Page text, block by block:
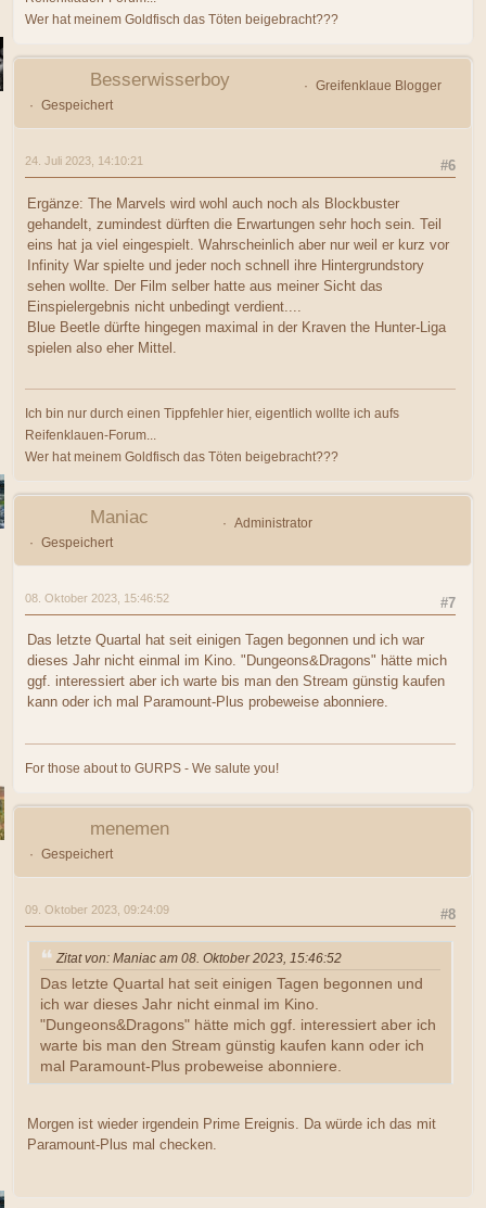
Wer hat meinem Goldfisch das Töten beigebracht???
Besserwisserboy
Greifenklaue Blogger
Gespeichert
#6
24. Juli 2023, 14:10:21
Ergänze: The Marvels wird wohl auch noch als Blockbuster
gehandelt, zumindest dürften die Erwartungen sehr hoch sein. Teil
eins hat ja viel eingespielt. Wahrscheinlich aber nur weil er kurz vor
Infinity War spielte und jeder noch schnell ihre Hintergrundstory
sehen wollte. Der Film selber hatte aus meiner Sicht das
Einspielergebnis nicht unbedingt verdient....
Blue Beetle dürfte hingegen maximal in der Kraven the Hunter-Liga
spielen also eher Mittel.
Ich bin nur durch einen Tippfehler hier, eigentlich wollte ich aufs
Reifenklauen-Forum...
Wer hat meinem Goldfisch das Töten beigebracht???
Maniac
Administrator
Gespeichert
#7
08. Oktober 2023, 15:46:52
Das letzte Quartal hat seit einigen Tagen begonnen und ich war
dieses Jahr nicht einmal im Kino. "Dungeons&Dragons" hätte mich
ggf. interessiert aber ich warte bis man den Stream günstig kaufen
kann oder ich mal Paramount-Plus probeweise abonniere.
For those about to GURPS - We salute you!
menemen
Gespeichert
#8
09. Oktober 2023, 09:24:09
Zitat von: Maniac am 08. Oktober 2023, 15:46:52
Das letzte Quartal hat seit einigen Tagen begonnen und
ich war dieses Jahr nicht einmal im Kino.
"Dungeons&Dragons" hätte mich ggf. interessiert aber ich
warte bis man den Stream günstig kaufen kann oder ich
mal Paramount-Plus probeweise abonniere.
Morgen ist wieder irgendein Prime Ereignis. Da würde ich das mit
Paramount-Plus mal checken.